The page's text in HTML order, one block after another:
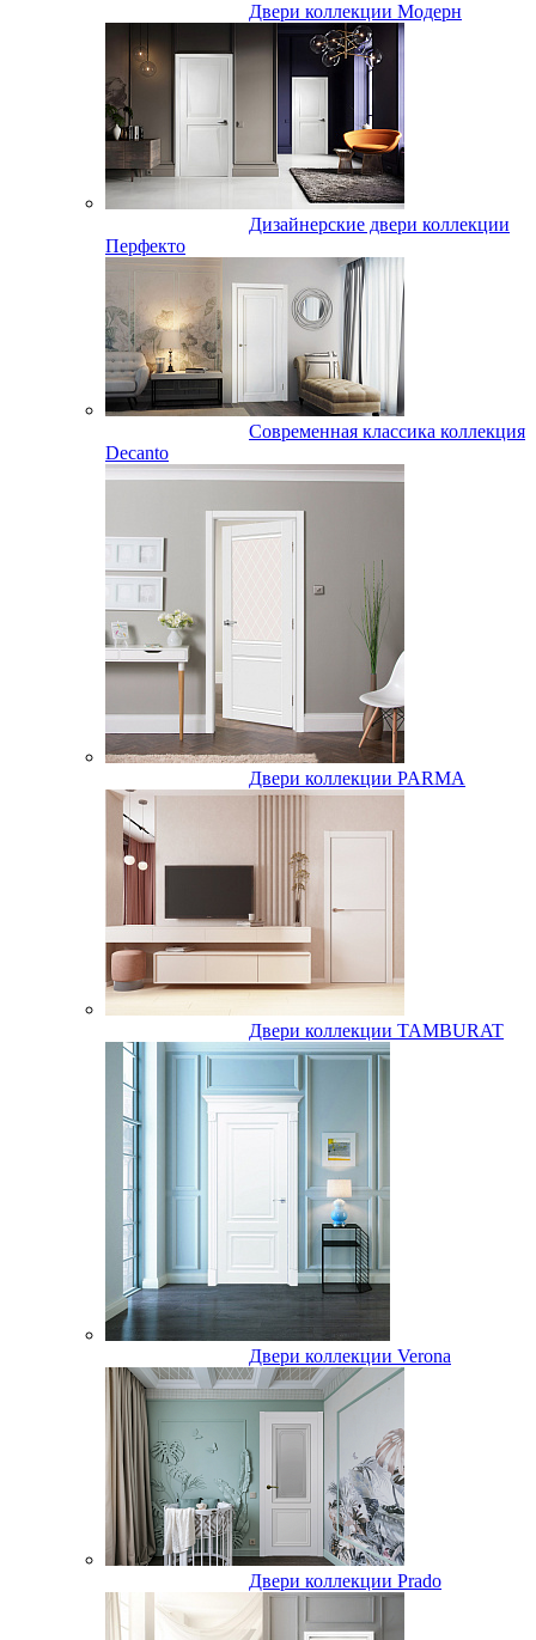
Двери коллекции Модерн
Дизайнерские двери коллекции
Перфекто
Современная классика коллекция
Decanto
Двери коллекции PARMA
Двери коллекции TAMBURAT
Двери коллекции Verona
Двери коллекции Prado